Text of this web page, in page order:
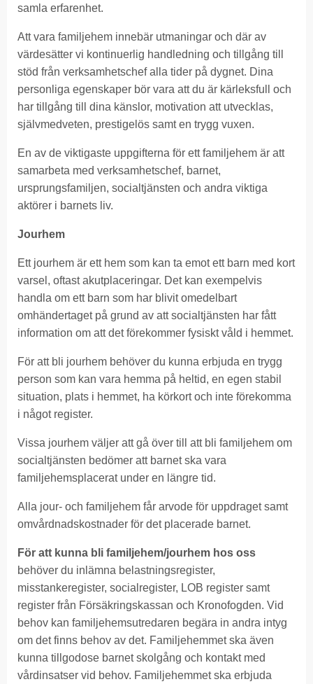
samla erfarenhet.
Att vara familjehem innebär utmaningar och där av
värdesätter vi kontinuerlig handledning och tillgång till
stöd från verksamhetschef alla tider på dygnet. Dina
personliga egenskaper bör vara att du är kärleksfull och
har tillgång till dina känslor, motivation att utvecklas,
självmedveten, prestigelös samt en trygg vuxen.
En av de viktigaste uppgifterna för ett familjehem är att
samarbeta med verksamhetschef, barnet,
ursprungsfamiljen, socialtjänsten och andra viktiga
aktörer i barnets liv.
Jourhem
Ett jourhem är ett hem som kan ta emot ett barn med kort
varsel, oftast akutplaceringar. Det kan exempelvis
handla om ett barn som har blivit omedelbart
omhändertaget på grund av att socialtjänsten har fått
information om att det förekommer fysiskt våld i hemmet.
För att bli jourhem behöver du kunna erbjuda en trygg
person som kan vara hemma på heltid, en egen stabil
situation, plats i hemmet, ha körkort och inte förekomma
i något register.
Vissa jourhem väljer att gå över till att bli familjehem om
socialtjänsten bedömer att barnet ska vara
familjehemsplacerat under en längre tid.
Alla jour- och familjehem får arvode för uppdraget samt
omvårdnadskostnader för det placerade barnet.
För att kunna bli familjehem/jourhem hos oss
behöver du inlämna belastningsregister,
misstankeregister, socialregister, LOB register samt
register från Försäkringskassan och Kronofogden. Vid
behov kan familjehemsutredaren begära in andra intyg
om det finns behov av det. Familjehemmet ska även
kunna tillgodose barnet skolgång och kontakt med
vårdinsatser vid behov. Familjehemmet ska erbjuda